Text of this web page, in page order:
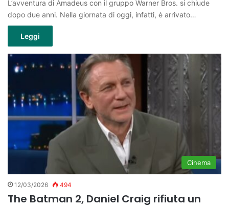
L’avventura di Amadeus con il gruppo Warner Bros. si chiude
dopo due anni. Nella giornata di oggi, infatti, è arrivato…
Leggi
Cinema
12/03/2026 494
The Batman 2, Daniel Craig rifiuta un